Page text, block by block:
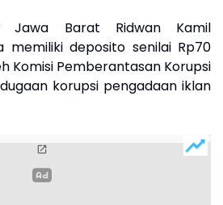
Jawa Barat Ridwan Kamil
memiliki deposito senilai Rp70
Komisi Pemberantasan Korupsi
korupsi pengadaan iklan